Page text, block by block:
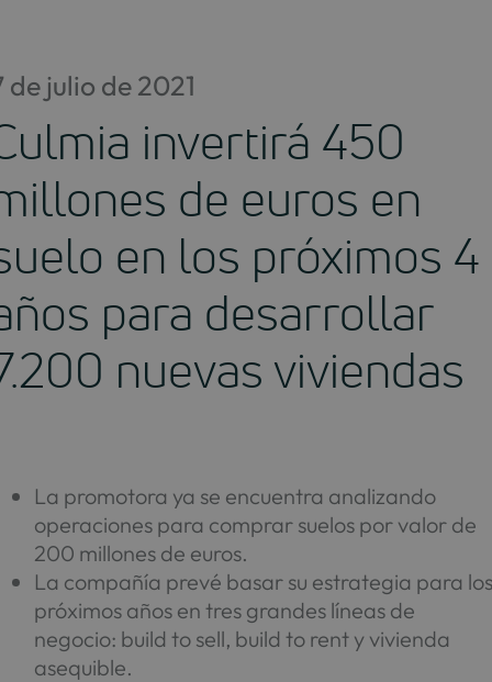
contenido
de julio de 2021
invertirá 450
de euros en
en los próximos 4
para desarrollar
nuevas viviendas
La promotora ya se encuentra analizando
operaciones para comprar suelos por valor de
200 millones de euros.
La compañía prevé basar su estrategia para
próximos años en tres grandes líneas de
negocio: build to sell, build to rent y vivienda
asequible.